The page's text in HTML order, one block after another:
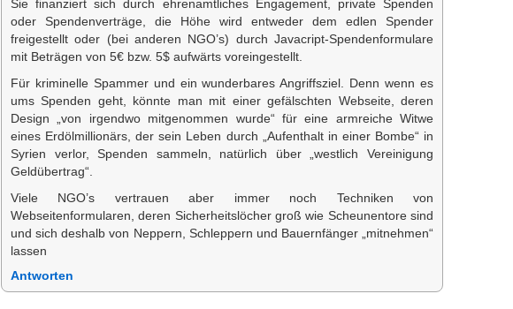
Sie finanziert sich durch ehrenamtliches Engagement, private Spenden
oder Spendenverträge, die Höhe wird entweder dem edlen Spender
freigestellt oder (bei anderen NGO’s) durch Javacript-Spendenformulare
mit Beträgen von 5€ bzw. 5$ aufwärts voreingestellt.
Für kriminelle Spammer und ein wunderbares Angriffsziel. Denn wenn es
ums Spenden geht, könnte man mit einer gefälschten Webseite, deren
Design „von irgendwo mitgenommen wurde“ für eine armreiche Witwe
eines Erdölmillionärs, der sein Leben durch „Aufenthalt in einer Bombe“ in
Syrien verlor, Spenden sammeln, natürlich über „westlich Vereinigung
Geldübertrag“.
Viele NGO’s vertrauen aber immer noch Techniken von
Webseitenformularen, deren Sicherheitslöcher groß wie Scheunentore sind
und sich deshalb von Neppern, Schleppern und Bauernfänger „mitnehmen“
lassen
Antworten